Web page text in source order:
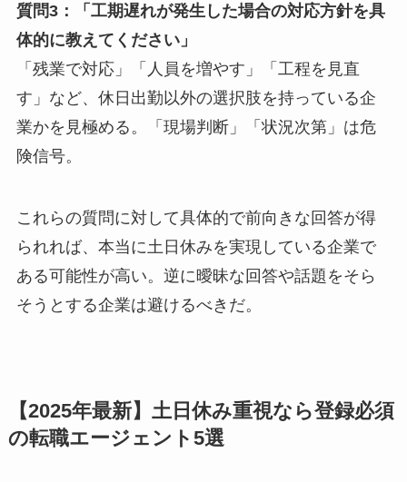
質問3：「工期遅れが発生した場合の対応方針を具
体的に教えてください」
「残業で対応」「人員を増やす」「工程を見直
す」など、休日出勤以外の選択肢を持っている企
業かを見極める。「現場判断」「状況次第」は危
険信号。
これらの質問に対して具体的で前向きな回答が得
られれば、本当に土日休みを実現している企業で
ある可能性が高い。逆に曖昧な回答や話題をそら
そうとする企業は避けるべきだ。
【2025年最新】土日休み重視なら登録必須
の転職エージェント5選